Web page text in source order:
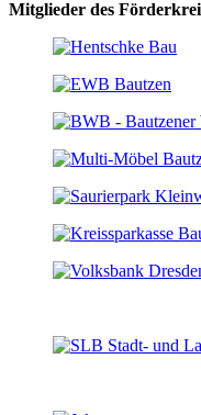
Mitglieder des